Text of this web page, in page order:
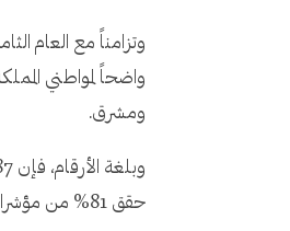
وتزامناً مع العام
واضحاً لمواطني
ومشرق.
حقق 81% من مؤشرات الأداء للمستوى الثالث مستهدفاتها، فيما تخطت 105 مؤشرات مستهدفاتها المستقبلية لـعامي 2024/ 2025.